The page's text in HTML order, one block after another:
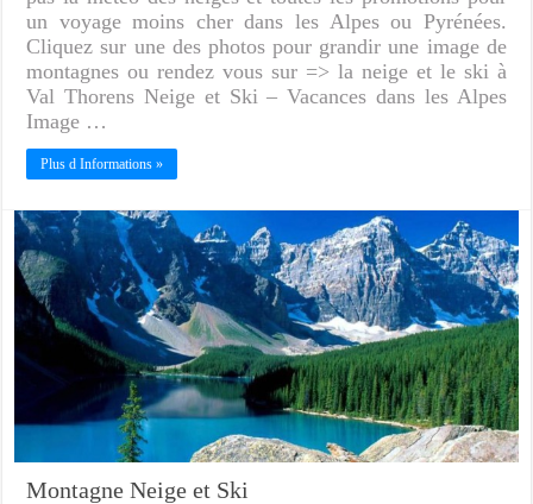
un voyage moins cher dans les Alpes ou Pyrénées.
Cliquez sur une des photos pour grandir une image de
montagnes ou rendez vous sur => la neige et le ski à
Val Thorens Neige et Ski – Vacances dans les Alpes
Image …
Plus d Informations »
Montagne Neige et Ski